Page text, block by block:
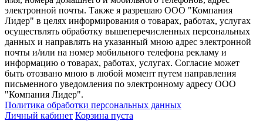
электронной почты. Также я разрешаю ООО "Компания
Лидер" в целях информирования о товарах, работах, услугах
осуществлять обработку вышеперечисленных персональных
данных и направлять на указанный мною адрес электронной
почты и/или на номер мобильного телефона рекламу и
информацию о товарах, работах, услугах. Согласие может
быть отозвано мною в любой момент путем направления
письменного уведомления по электронному адресу ООО
"Компания Лидер".
Политика обработки персональных данных
Личный кабинет Корзина пуста